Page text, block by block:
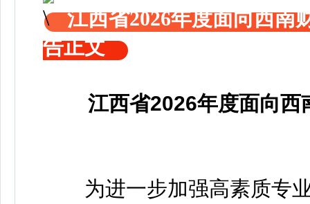
江西省2026年度面向西南
告正文
江西省2026年度面向西
为进一步加强高素质专